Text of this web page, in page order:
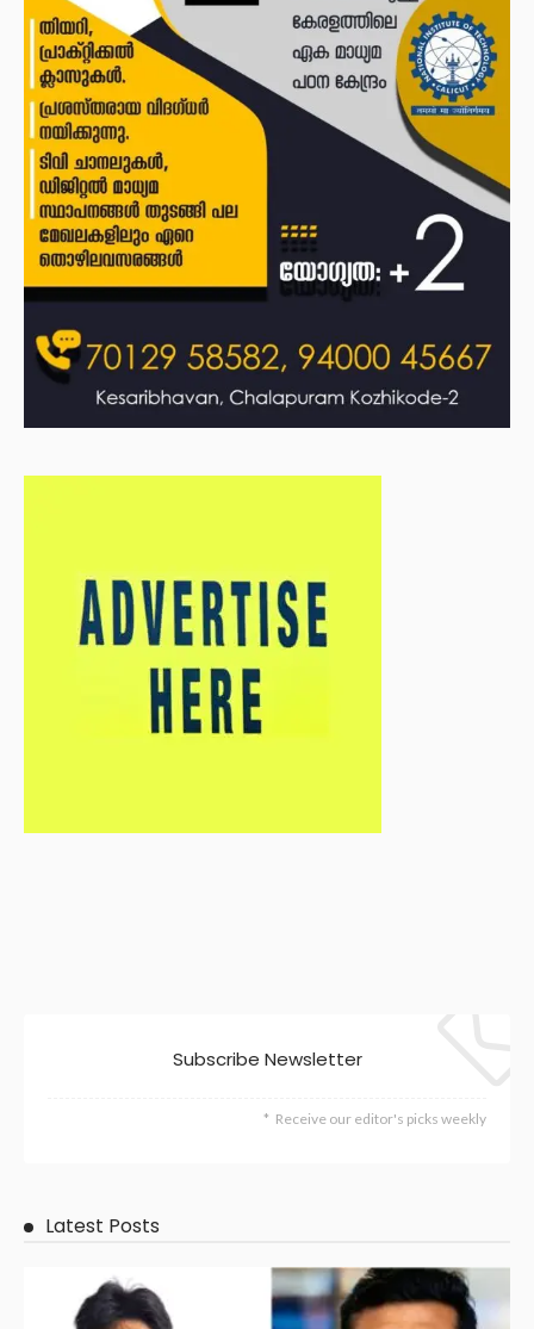
Subscribe Newsletter
Receive our editor's picks weekly
Latest Posts